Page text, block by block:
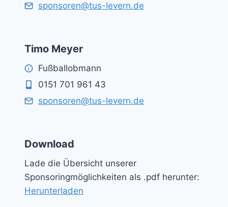
sponsoren@tus-levern.de
Timo Meyer
Fußballobmann
0151 701 961 43
sponsoren@tus-levern.de
Download
Lade die Übersicht unserer
Sponsoringmöglichkeiten als .pdf herunter:
Herunterladen